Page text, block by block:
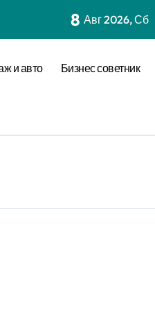
8 Авг 2026, Сб
и авто Бизнес советник